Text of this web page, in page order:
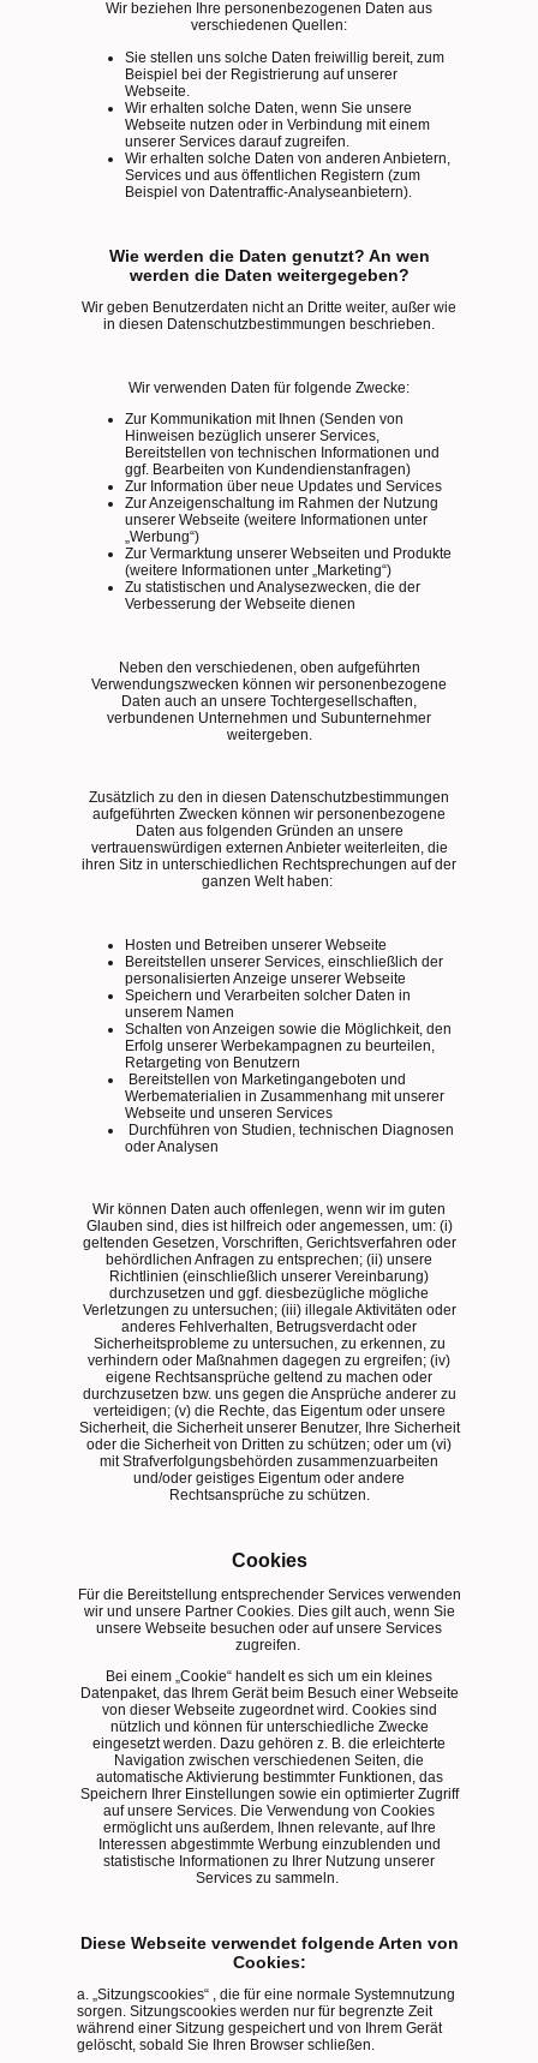
Wir beziehen Ihre personenbezogenen Daten aus
verschiedenen Quellen:
Sie stellen uns solche Daten freiwillig bereit, zum
Beispiel bei der Registrierung auf unserer
Webseite.
Wir erhalten solche Daten, wenn Sie unsere
Webseite nutzen oder in Verbindung mit einem
unserer Services darauf zugreifen.
Wir erhalten solche Daten von anderen Anbietern,
Services und aus öffentlichen Registern (zum
Beispiel von Datentraffic-Analyseanbietern).
Wie werden die Daten genutzt? An wen
werden die Daten weitergegeben?
Wir geben Benutzerdaten nicht an Dritte weiter, außer wie
in diesen Datenschutzbestimmungen beschrieben.
Wir verwenden Daten für folgende Zwecke:
Zur Kommunikation mit Ihnen (Senden von
Hinweisen bezüglich unserer Services,
Bereitstellen von technischen Informationen und
ggf. Bearbeiten von Kundendienstanfragen)
Zur Information über neue Updates und Services
Zur Anzeigenschaltung im Rahmen der Nutzung
unserer Webseite (weitere Informationen unter
„Werbung“)
Zur Vermarktung unserer Webseiten und Produkte
(weitere Informationen unter „Marketing“)
Zu statistischen und Analysezwecken, die der
Verbesserung der Webseite dienen
Neben den verschiedenen, oben aufgeführten
Verwendungszwecken können wir personenbezogene
Daten auch an unsere Tochtergesellschaften,
verbundenen Unternehmen und Subunternehmer
weitergeben.
Zusätzlich zu den in diesen Datenschutzbestimmungen
aufgeführten Zwecken können wir personenbezogene
Daten aus folgenden Gründen an unsere
vertrauenswürdigen externen Anbieter weiterleiten, die
ihren Sitz in unterschiedlichen Rechtsprechungen auf der
ganzen Welt haben:
Hosten und Betreiben unserer Webseite
Bereitstellen unserer Services, einschließlich der
personalisierten Anzeige unserer Webseite
Speichern und Verarbeiten solcher Daten in
unserem Namen
Schalten von Anzeigen sowie die Möglichkeit, den
Erfolg unserer Werbekampagnen zu beurteilen,
Retargeting von Benutzern
Bereitstellen von Marketingangeboten und
Werbematerialien in Zusammenhang mit unserer
Webseite und unseren Services
Durchführen von Studien, technischen Diagnosen
oder Analysen
Wir können Daten auch offenlegen, wenn wir im guten
Glauben sind, dies ist hilfreich oder angemessen, um: (i)
geltenden Gesetzen, Vorschriften, Gerichtsverfahren oder
behördlichen Anfragen zu entsprechen; (ii) unsere
Richtlinien (einschließlich unserer Vereinbarung)
durchzusetzen und ggf. diesbezügliche mögliche
Verletzungen zu untersuchen; (iii) illegale Aktivitäten oder
anderes Fehlverhalten, Betrugsverdacht oder
Sicherheitsprobleme zu untersuchen, zu erkennen, zu
verhindern oder Maßnahmen dagegen zu ergreifen; (iv)
eigene Rechtsansprüche geltend zu machen oder
durchzusetzen bzw. uns gegen die Ansprüche anderer zu
verteidigen; (v) die Rechte, das Eigentum oder unsere
Sicherheit, die Sicherheit unserer Benutzer, Ihre Sicherheit
oder die Sicherheit von Dritten zu schützen; oder um (vi)
mit Strafverfolgungsbehörden zusammenzuarbeiten
und/oder geistiges Eigentum oder andere
Rechtsansprüche zu schützen.
Cookies
Für die Bereitstellung entsprechender Services verwenden
wir und unsere Partner Cookies. Dies gilt auch, wenn Sie
unsere Webseite besuchen oder auf unsere Services
zugreifen.
Bei einem „Cookie“ handelt es sich um ein kleines
Datenpaket, das Ihrem Gerät beim Besuch einer Webseite
von dieser Webseite zugeordnet wird. Cookies sind
nützlich und können für unterschiedliche Zwecke
eingesetzt werden. Dazu gehören z. B. die erleichterte
Navigation zwischen verschiedenen Seiten, die
automatische Aktivierung bestimmter Funktionen, das
Speichern Ihrer Einstellungen sowie ein optimierter Zugriff
auf unsere Services. Die Verwendung von Cookies
ermöglicht uns außerdem, Ihnen relevante, auf Ihre
Interessen abgestimmte Werbung einzublenden und
statistische Informationen zu Ihrer Nutzung unserer
Services zu sammeln.
Diese Webseite verwendet folgende Arten von
Cookies:
a. „Sitzungscookies“ , die für eine normale Systemnutzung
sorgen. Sitzungscookies werden nur für begrenzte Zeit
während einer Sitzung gespeichert und von Ihrem Gerät
gelöscht, sobald Sie Ihren Browser schließen.